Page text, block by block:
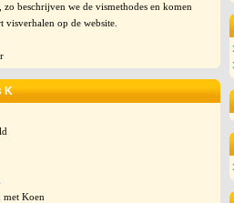
zo beschrijven we de vismethodes en komen
visverhalen op de website.
K
met Koen